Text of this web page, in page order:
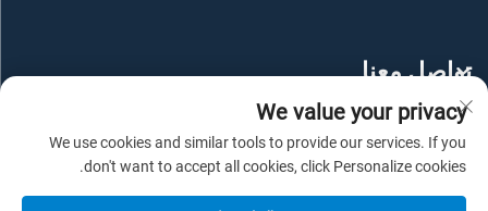
تواصل معنا
We value your privacy
We use cookies and similar tools to provide our services. If you
don't want to accept all cookies, click Personalize cookies.